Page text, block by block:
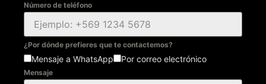
Número de teléfono
¿Por dónde prefieres que te contactemos?
Mensaje a WhatsApp Por correo electrónico
Mensaje